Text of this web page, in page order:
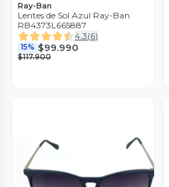
Ray-Ban
Lentes de Sol Azul Ray-Ban
RB4373L665887
4.3(6)
15% $99.990
$117.900